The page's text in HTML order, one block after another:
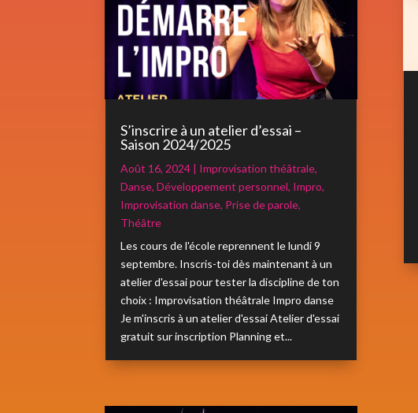
S’inscrire à un atelier d’essai –
Saison 2024/2025
Août 16, 2024 | Improvisation théâtrale,
Danse,Développement personnel, Impro,
Improvisation danse, Prise de parole,
Théâtre
Les cours de l'école reprennent le lundi 9
septembre. Inscris-toi dès maintenant à un
atelier d'essai pour tester la discipline de ton
choix : Improvisation théâtrale Impro danse
Je m'inscris à un atelier d'essai Atelier d'essai
gratuit sur inscription Planning et...